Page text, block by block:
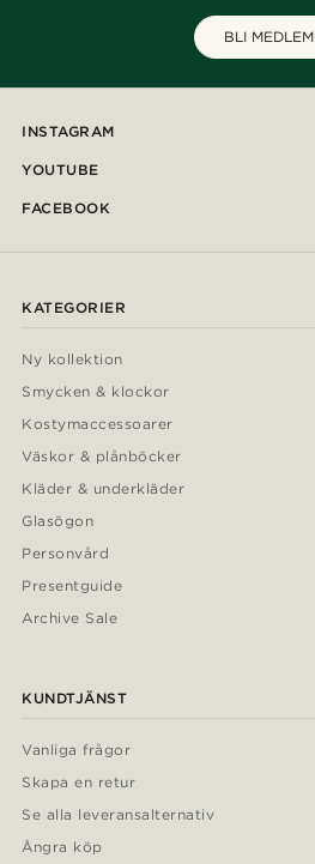
BLI MEDLEM
INSTAGRAM
YOUTUBE
FACEBOOK
KATEGORIER
Ny kollektion
Smycken & klockor
Kostymaccessoarer
Väskor & plånböcker
Kläder & underkläder
Glasögon
Personvård
Presentguide
Archive Sale
KUNDTJÄNST
Vanliga frågor
Skapa en retur
Se alla leveransalternativ
Ångra köp